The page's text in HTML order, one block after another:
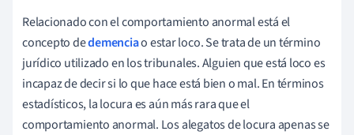
Relacionado con el comportamiento anormal está el
concepto dedemenciao estar loco. Se trata de un término
jurídico utilizado en los tribunales. Alguien que está loco es
incapaz de decir si lo que hace está bien o mal. En términos
estadísticos, la locura es aún más rara que el
comportamiento anormal. Los alegatos de locura apenas se